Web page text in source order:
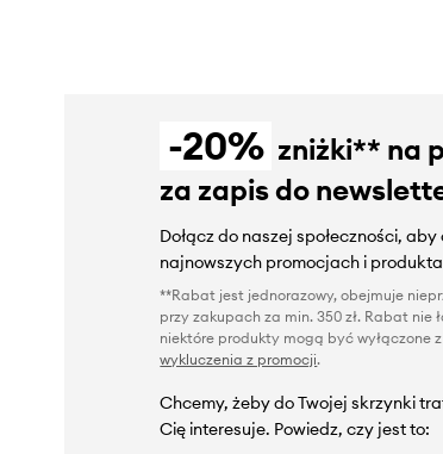
-20% zniżki** na
za zapis do
Dołącz do naszej społeczności,
najnowszych promocjach i
**Rabat jest jednorazowy, obejmuje
przy zakupach za min. 350 zł. Rabat nie
niektóre produkty mogą być wyłączone
wykluczenia z promocji.
Chcemy, żeby do Twojej skrzynki
Cię interesuje. Powiedz, czy jest to: